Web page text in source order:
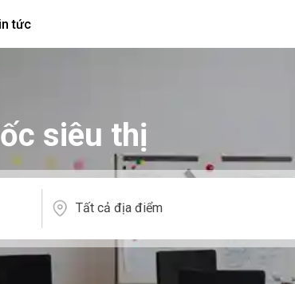
tức
siêu thị
Tất cả địa điểm